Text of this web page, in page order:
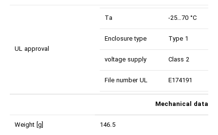
UL approval
Ta -25…70 °C
Enclosure type Type 1
voltage supply Class 2
File number UL E174191
Mechanical data
Weight [g] 146.5